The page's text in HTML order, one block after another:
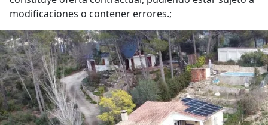
modificaciones o contener errores.;